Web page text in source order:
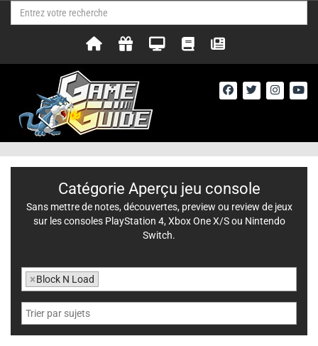
Catégorie Aperçu jeu console
Sans mettre de notes, découvertes, preview ou review de jeux
sur les consoles PlayStation 4, Xbox One X/S ou Nintendo
Switch.
×Block N Load